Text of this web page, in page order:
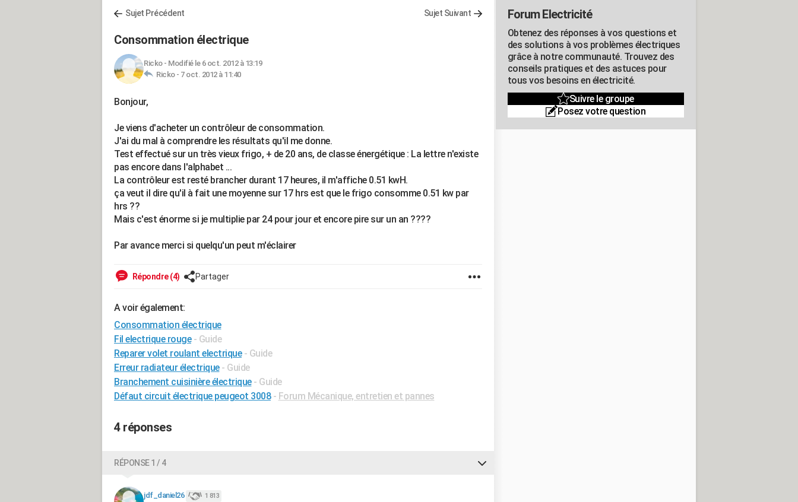
Sujet Précédent Sujet Suivant
Consommation électrique
Ricko- Modifié le 6 oct. 2012 à 13:19
Ricko - 7 oct. 2012 à 11:40
Bonjour,
Je viens d'acheter un contrôleur de consommation.
J'ai du mal à comprendre les résultats qu'il me donne.
Test effectué sur un très vieux frigo, + de 20 ans, de classe énergétique : La lettre n'existe
pas encore dans l'alphabet ...
La contrôleur est resté brancher durant 17 heures, il m'affiche 0.51 kwH.
ça veut il dire qu'il à fait une moyenne sur 17 hrs est que le frigo consomme 0.51 kw par
hrs ??
Mais c'est énorme si je multiplie par 24 pour jour et encore pire sur un an ????
Par avance merci si quelqu'un peut m'éclairer
Répondre (4) Partager
A voir également:
Consommation électrique
Fil electrique rouge - Guide
Reparer volet roulant electrique - Guide
Erreur radiateur électrique - Guide
Branchement cuisinière électrique - Guide
Défaut circuit électrique peugeot 3008 - Forum Mécanique, entretien et pannes
4 réponses
RÉPONSE 1 / 4
jdf_daniel26 1 813
Forum Electricité
Obtenez des réponses à vos questions et
des solutions à vos problèmes électriques
grâce à notre communauté. Trouvez des
conseils pratiques et des astuces pour
tous vos besoins en électricité.
Suivre le groupe
Posez votre question